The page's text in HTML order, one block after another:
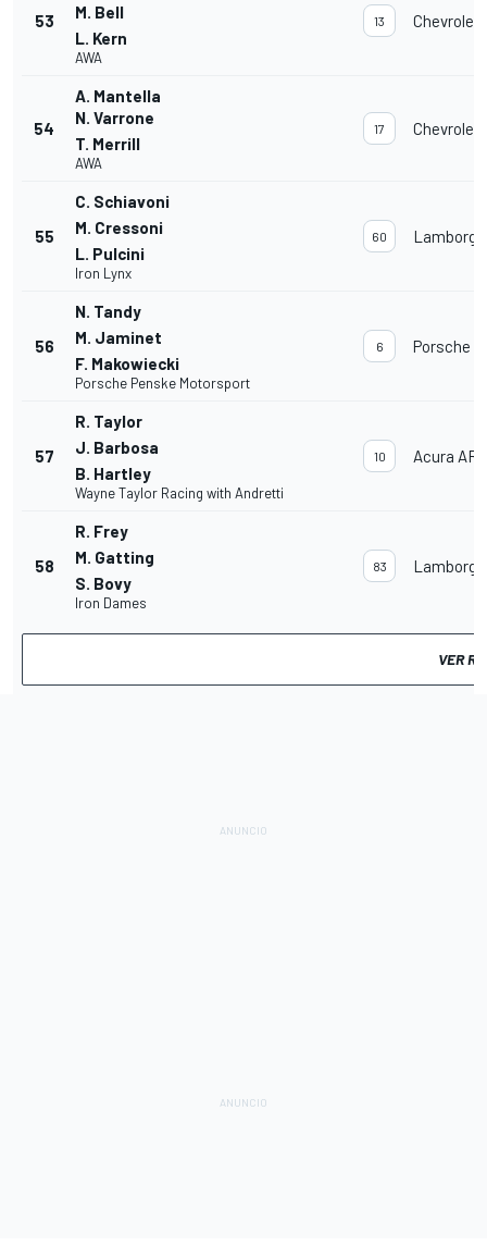
53
M. Bell
L. Kern
AWA
13 Chevrolet
54
A. Mantella
N. Varrone
T. Merrill
AWA
17 Chevrolet
55
C. Schiavoni
M. Cressoni
L. Pulcini
Iron Lynx
60
56
N. Tandy
M. Jaminet
F. Makowiecki
Porsche Penske Motorsport
6 Porsche
57
R. Taylor
J. Barbosa
B. Hartley
Wayne Taylor Racing with Andretti
10 Acura
58
R. Frey
M. Gatting
S. Bovy
Iron Dames
83
VER